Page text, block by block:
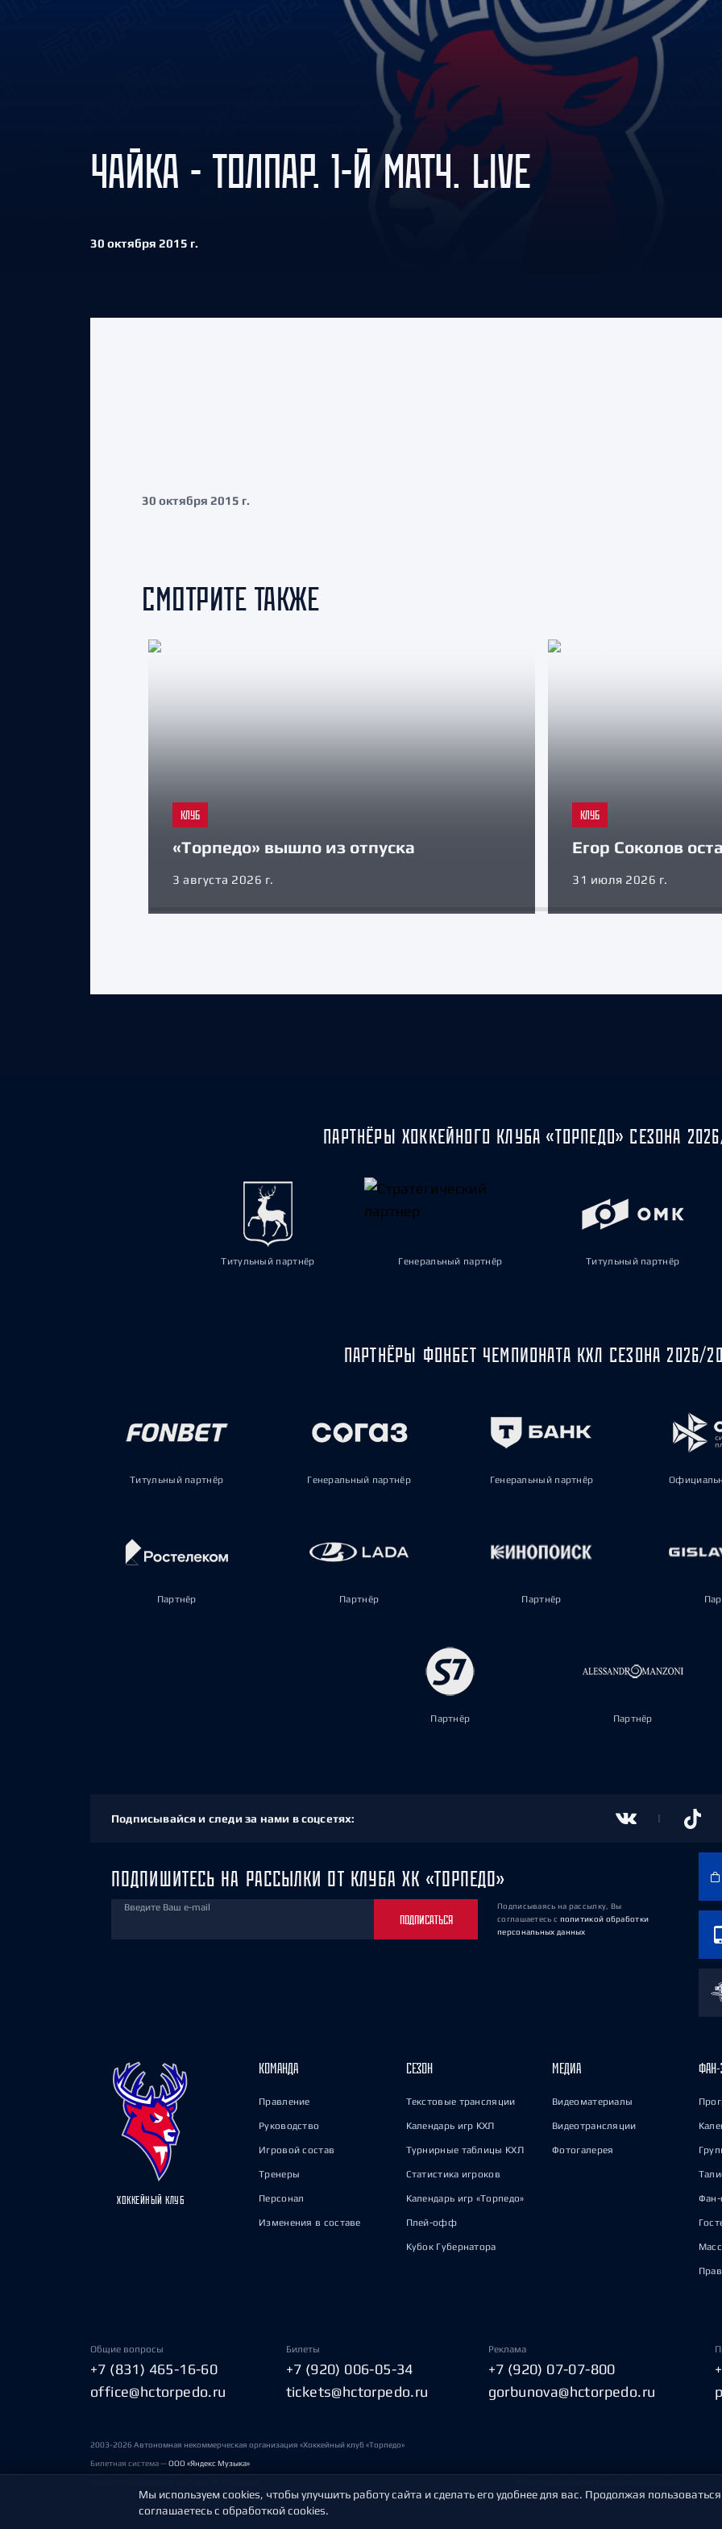
Амур
Барыс
Салават Юлаев
Сибирь
ЧАЙКА - ТОЛПАР. 1-Й МАТЧ. LIVE
30 октября 2015 г.
30 октября 2015 г.
СМОТРИТЕ ТАКЖЕ
КЛУБ
«Торпедо» вышло из отпуска
3 августа 2026 г.
КЛУБ
Егор Соколов
31 июля 2026 г.
ПАРТНЁРЫ ХОККЕЙНОГО КЛУБА «ТОРПЕДО» СЕЗОНА
Титульный партнёр Генеральный партнёр Титульный партнёр
ПАРТНЁРЫ ФОНБЕТ ЧЕМПИОНАТА КХЛ СЕЗОНА 2026/
Титульный партнёр Генеральный партнёр Генеральный партнёр
Партнёр Партнёр Партнёр
Партнёр Партнёр
Подписывайся и следи за нами в соцсетях:
ПОДПИШИТЕСЬ НА РАССЫЛКИ ОТ КЛУБА ХК «ТОРПЕДО»
Введите Ваш e-mail
ПОДПИСАТЬСЯ
Подписываясь на рассылку, Вы
соглашаетесь с политикой обработки
персональных данных
ХОККЕЙНЫЙ КЛУБ
КОМАНДА
Правление
Руководство
Игровой состав
Тренеры
Персонал
Изменения в составе
СЕЗОН
Текстовые трансляции
Календарь игр КХЛ
Турнирные таблицы КХЛ
Статистика игроков
Календарь игр «Торпедо»
Плей-офф
Кубок Губернатора
МЕДИА
Видеоматериалы
Видеотрансляции
Фотогалерея
ФАН-
Фан-
Общие вопросы
+7 (831) 465-16-60
office@hctorpedo.ru
Билеты
+7 (920) 006-05-34
tickets@hctorpedo.ru
Реклама
+7 (920) 07-07-800
gorbunova@hctorpedo.ru
2003-2026 Автономная некоммерческая организация «Хоккейный клуб «Торпедо»
Билетная система —ООО «Яндекс Музыка»
Мы используем cookies, чтобы улучшить работу сайта и сделать его удобнее для вас. Продолжая
соглашаетесь с обработкой cookies.